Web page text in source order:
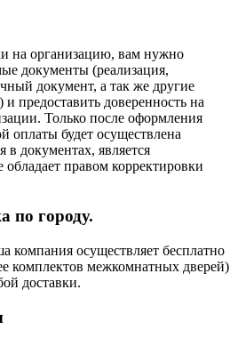
на организацию, вам нужно
документы (реализация,
документ, а так же другие
предоставить доверенность на
Только после оформления
оплаты будет осуществлена
в документах, является
обладает правом корректировки
по городу.
компания осуществляет бесплатно
комплектов межкомнатных дверей)
доставки.